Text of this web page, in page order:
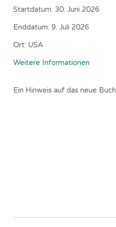
Startdatum: 30. Juni 2026
Enddatum: 9. Juli 2026
Ort: USA
Weitere Informationen
Ein Hinweis auf das neue